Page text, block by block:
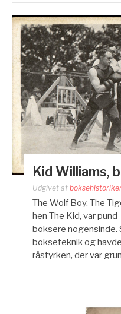
Kid Williams,
Udgivet af
The Wolf Boy, The
hen The Kid, var
boksere nogensinde.
bokseteknik og
råstyrken, der var